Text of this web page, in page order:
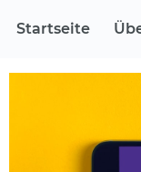
Startseite